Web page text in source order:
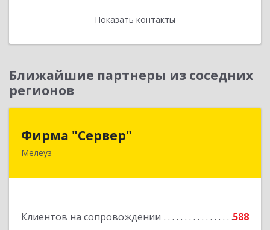
Показать контакты
Назад
Ближайшие партнеры из соседних
регионов
Фирма "Сервер"
Мелеуз
Клиентов на сопровождении
588
453852, Башкортостан Респ, Мелеузовский р-н,